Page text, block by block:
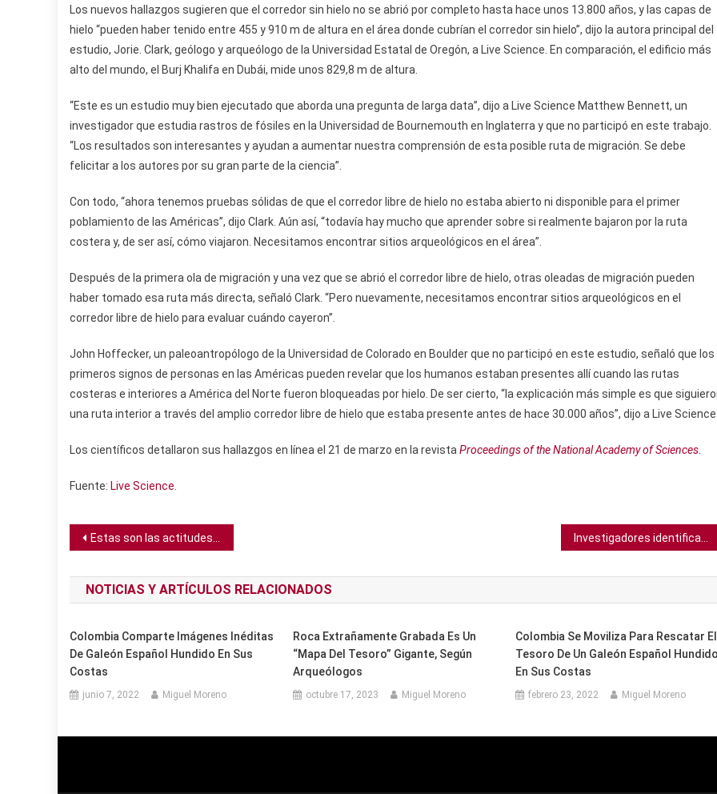
Los nuevos hallazgos sugieren que el corredor sin hielo no se abrió por completo hasta hace unos 13.800 años, y las capas de
hielo “pueden haber tenido entre 455 y 910 m de altura en el área donde cubrían el corredor sin hielo”, dijo la autora principal del
estudio, Jorie. Clark, geólogo y arqueólogo de la Universidad Estatal de Oregón, a Live Science. En comparación, el edificio más
alto del mundo, el Burj Khalifa en Dubái, mide unos 829,8 m de altura.
“Este es un estudio muy bien ejecutado que aborda una pregunta de larga data”, dijo a Live Science Matthew Bennett, un
investigador que estudia rastros de fósiles en la Universidad de Bournemouth en Inglaterra y que no participó en este trabajo.
“Los resultados son interesantes y ayudan a aumentar nuestra comprensión de esta posible ruta de migración. Se debe
felicitar a los autores por su gran parte de la ciencia”.
Con todo, “ahora tenemos pruebas sólidas de que el corredor libre de hielo no estaba abierto ni disponible para el primer
poblamiento de las Américas”, dijo Clark. Aún así, “todavía hay mucho que aprender sobre si realmente bajaron por la ruta
costera y, de ser así, cómo viajaron. Necesitamos encontrar sitios arqueológicos en el área”.
Después de la primera ola de migración y una vez que se abrió el corredor libre de hielo, otras oleadas de migración pueden
haber tomado esa ruta más directa, señaló Clark. “Pero nuevamente, necesitamos encontrar sitios arqueológicos en el
corredor libre de hielo para evaluar cuándo cayeron”.
John Hoffecker, un paleoantropólogo de la Universidad de Colorado en Boulder que no participó en este estudio, señaló que los
primeros signos de personas en las Américas pueden revelar que los humanos estaban presentes allí cuando las rutas
costeras e interiores a América del Norte fueron bloqueadas por hielo. De ser cierto, “la explicación más simple es que
una ruta interior a través del amplio corredor libre de hielo que estaba presente antes de hace 30.000 años”, dijo a Live
Los científicos detallaron sus hallazgos en línea el 21 de marzo en la revista Proceedings of the National Academy of Sciences
Fuente: Live Science
Navegación
de
entradas
Estas son las actitudes que te hacen una persona aburrida, según un estudio
NOTICIAS Y ARTÍCULOS RELACIONADOS
Colombia Comparte Imágenes Inéditas
De Galeón Español Hundido En Sus
Costas
junio 7, 2022 Miguel Moreno
Roca Extrañamente Grabada Es Un
“mapa Del Tesoro” Gigante, Según
Arqueólogos
octubre 17, 2023 Miguel Moreno
Colombia Se Moviliza Para Rescatar El
Tesoro De Un Galeón Español
En Sus Costas
febrero 23, 2022 Miguel Moreno